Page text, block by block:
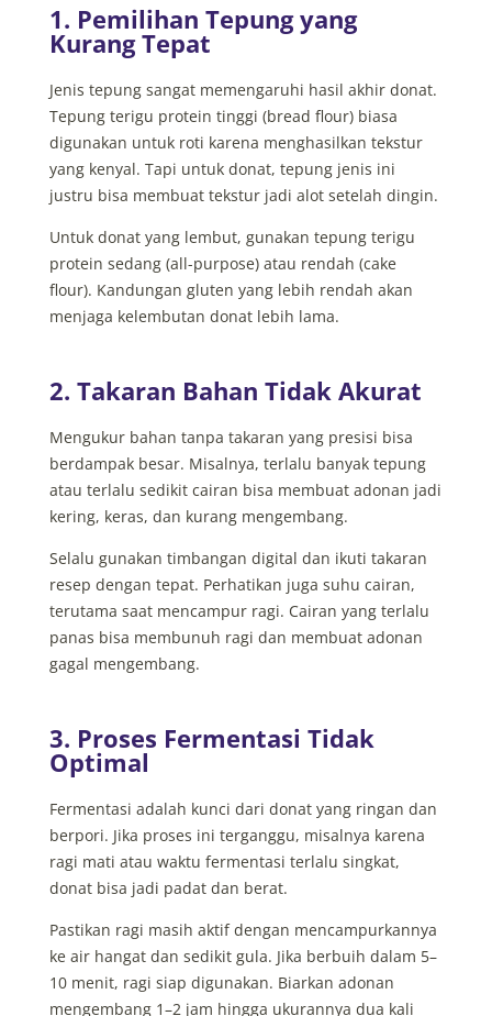
1. Pemilihan Tepung yang
Kurang Tepat
Jenis tepung sangat memengaruhi hasil akhir donat.
Tepung terigu protein tinggi (bread flour) biasa
digunakan untuk roti karena menghasilkan tekstur
yang kenyal. Tapi untuk donat, tepung jenis ini
justru bisa membuat tekstur jadi alot setelah dingin.
Untuk donat yang lembut, gunakan tepung terigu
protein sedang (all-purpose) atau rendah (cake
flour). Kandungan gluten yang lebih rendah akan
menjaga kelembutan donat lebih lama.
2. Takaran Bahan Tidak Akurat
Mengukur bahan tanpa takaran yang presisi bisa
berdampak besar. Misalnya, terlalu banyak tepung
atau terlalu sedikit cairan bisa membuat adonan jadi
kering, keras, dan kurang mengembang.
Selalu gunakan timbangan digital dan ikuti takaran
resep dengan tepat. Perhatikan juga suhu cairan,
terutama saat mencampur ragi. Cairan yang terlalu
panas bisa membunuh ragi dan membuat adonan
gagal mengembang.
3. Proses Fermentasi Tidak
Optimal
Fermentasi adalah kunci dari donat yang ringan dan
berpori. Jika proses ini terganggu, misalnya karena
ragi mati atau waktu fermentasi terlalu singkat,
donat bisa jadi padat dan berat.
Pastikan ragi masih aktif dengan mencampurkannya
ke air hangat dan sedikit gula. Jika berbuih dalam 5–
10 menit, ragi siap digunakan. Biarkan adonan
mengembang 1–2 jam hingga ukurannya dua kali